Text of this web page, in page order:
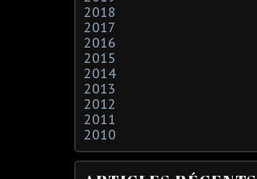
2018
2017
2016
2015
2014
2013
2012
2011
2010